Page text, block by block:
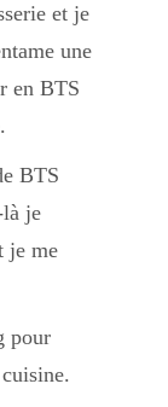
et je
une
en BTS
BTS
là je
je me
pour